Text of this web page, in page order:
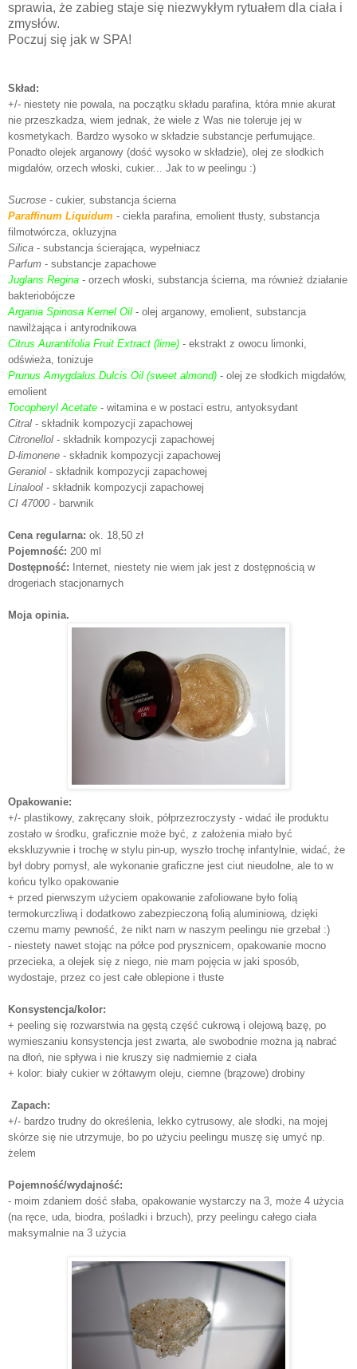
sprawia, że zabieg staje się niezwykłym rytuałem dla ciała i
zmysłów.
Poczuj się jak w SPA!
Skład:
+/- niestety nie powala, na początku składu parafina, która mnie akurat
nie przeszkadza, wiem jednak, że wiele z Was nie toleruje jej w
kosmetykach. Bardzo wysoko w składzie substancje perfumujące.
Ponadto olejek arganowy (dość wysoko w składzie), olej ze słodkich
migdałów, orzech włoski, cukier... Jak to w peelingu :)
Sucrose - cukier, substancja ścierna
Paraffinum Liquidum - ciekła parafina, emolient tłusty, substancja
filmotwórcza, okluzyjna
Silica - substancja ścierająca, wypełniacz
Parfum - substancje zapachowe
Juglans Regina - orzech włoski, substancja ścierna, ma również działanie
bakteriobójcze
Argania Spinosa Kernel Oil - olej arganowy, emolient, substancja
nawilżająca i antyrodnikowa
Citrus Aurantifolia Fruit Extract (lime) - ekstrakt z owocu limonki,
odświeża, tonizuje
Prunus Amygdalus Dulcis Oil (sweet almond) - olej ze słodkich migdałów,
emolient
Tocopheryl Acetate - witamina e w postaci estru, antyoksydant
Citral - składnik kompozycji zapachowej
Citronellol - składnik kompozycji zapachowej
D-limonene - składnik kompozycji zapachowej
Geraniol - składnik kompozycji zapachowej
Linalool - składnik kompozycji zapachowej
CI 47000 - barwnik
Cena regularna: ok. 18,50 zł
Pojemność: 200 ml
Dostępność: Internet, niestety nie wiem jak jest z dostępnością w
drogeriach stacjonarnych
Moja opinia.
Opakowanie:
+/- plastikowy, zakręcany słoik, półprzezroczysty - widać ile produktu
zostało w środku, graficznie może być, z założenia miało być
ekskluzywnie i trochę w stylu pin-up, wyszło trochę infantylnie, widać, że
był dobry pomysł, ale wykonanie graficzne jest ciut nieudolne, ale to w
końcu tylko opakowanie
+ przed pierwszym użyciem opakowanie zafoliowane było folią
termokurczliwą i dodatkowo zabezpieczoną folią aluminiową, dzięki
czemu mamy pewność, że nikt nam w naszym peelingu nie grzebał :)
- niestety nawet stojąc na półce pod prysznicem, opakowanie mocno
przecieka, a olejek się z niego, nie mam pojęcia w jaki sposób,
wydostaje, przez co jest całe oblepione i tłuste
Konsystencja/kolor:
+ peeling się rozwarstwia na gęstą część cukrową i olejową bazę, po
wymieszaniu konsystencja jest zwarta, ale swobodnie można ją nabrać
na dłoń, nie spływa i nie kruszy się nadmiernie z ciała
+ kolor: biały cukier w żółtawym oleju, ciemne (brązowe) drobiny
Zapach:
+/- bardzo trudny do określenia, lekko cytrusowy, ale słodki, na mojej
skórze się nie utrzymuje, bo po użyciu peelingu muszę się umyć np.
żelem
Pojemność/wydajność:
- moim zdaniem dość słaba, opakowanie wystarczy na 3, może 4 użycia
(na ręce, uda, biodra, pośladki i brzuch), przy peelingu całego ciała
maksymalnie na 3 użycia